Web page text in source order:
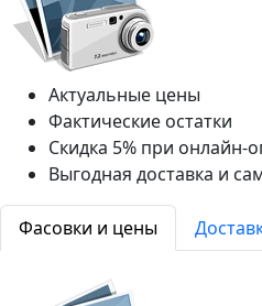
Актуальные цены
Фактические остатки
Скидка 5% при онлайн-
Выгодная доставка и
Фасовки и цены